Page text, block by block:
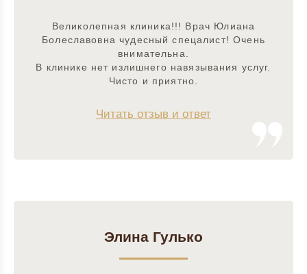
Великолепная клиника!!! Врач Юлиана
Болеславовна чудесный спецалист! Очень
внимательна.
В клинике нет излишнего навязывания услуг.
Чисто и приятно.
Читать отзыв и ответ
Элина Гулько